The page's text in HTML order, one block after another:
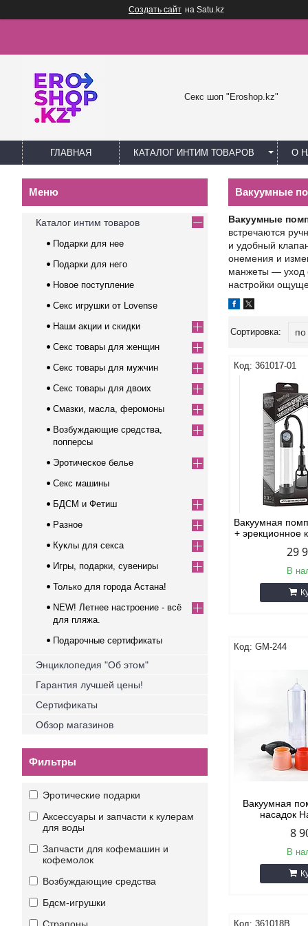
Создать сайт на Satu.kz
Секс шоп "Eroshop.kz"
ГЛАВНАЯ КАТАЛОГ ИНТИМ ТОВАРОВ О
Вакуумные
Вакуумные
встречаются
и удобный
онемения и
манжеты — уход
настройки
361017-01
Вакуумная
+ эрекционное
29
В
GM-244
Вакуумная
насадок
8
В
361018B
Каталог интим товаров
Подарки для нее
Подарки для него
Новое поступление
Секс игрушки от Lovense
Наши акции и скидки
Секс товары для женщин
Секс товары для мужчин
Секс товары для двоих
Смазки, масла, феромоны
Возбуждающие средства,
попперсы
Эротическое белье
Секс машины
БДСМ и Фетиш
Разное
Куклы для секса
Игры, подарки, сувениры
Только для города Астана!
NEW! Летнее настроение - всё
для пляжа.
Подарочные сертификаты
Энциклопедия "Об этом"
Гарантия лучшей цены!
Сертификаты
Обзор магазинов
Фильтры
Эротические подарки
Аксессуары и запчасти к кулерам
для воды
Запчасти для кофемашин и
кофемолок
Возбуждающие средства
Бдсм-игрушки